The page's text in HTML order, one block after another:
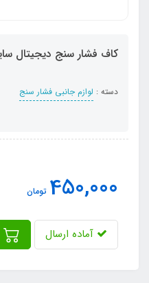
کاف فشار سنج دیجیتال
دسته : لوازم جانبی فشار سنج
450,000 تومان
آماده ارسال